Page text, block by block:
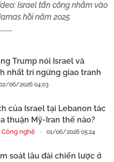
Israel tấn công nhằm vào
hồi năm 2025
Trump nói Israel và
nhất trí ngừng giao tranh
06/2026 04:03
của Israel tại Lebanon tác
thuận Mỹ-Iran thế nào?
Công nghệ 01/06/2026 05:24
soát lâu đài chiến lược ở